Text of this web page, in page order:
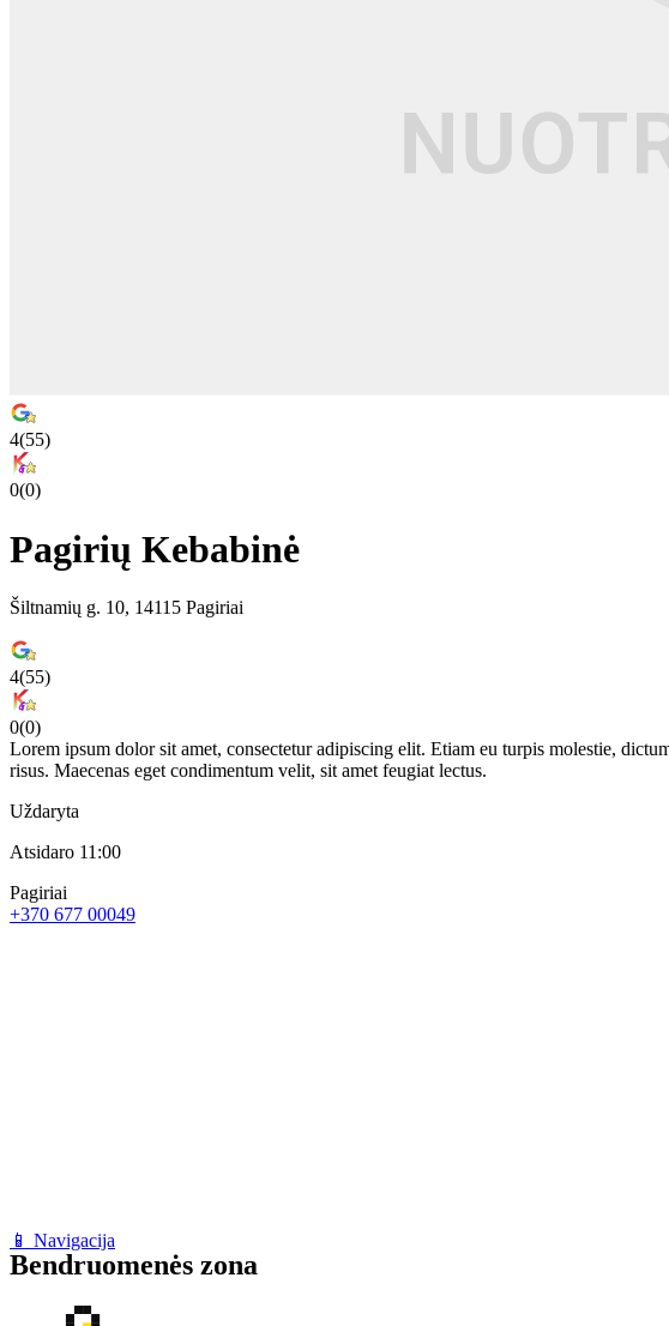
4(55)
0(0)
Pagirių Kebabinė
Šiltnamių g. 10, 14115 Pagiriai
4(55)
0(0)
Lorem ipsum dolor sit amet, consectetur adipiscing elit. Etiam eu turpis molestie,
risus. Maecenas eget condimentum velit, sit amet feugiat lectus.
Uždaryta
Atsidaro 11:00
Pagiriai
+370 677 00049
📱 Navigacija
Bendruomenės zona